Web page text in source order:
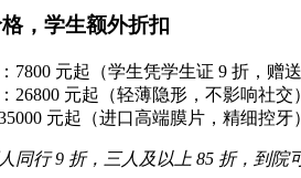
，学生额外折扣
7800 元起（学生凭学生证 9 折，赠送
26800 元起（轻薄隐形，不影响社交）
元起（进口高端膜片，精细控牙）
同行 9 折，三人及以上 85 折，到院